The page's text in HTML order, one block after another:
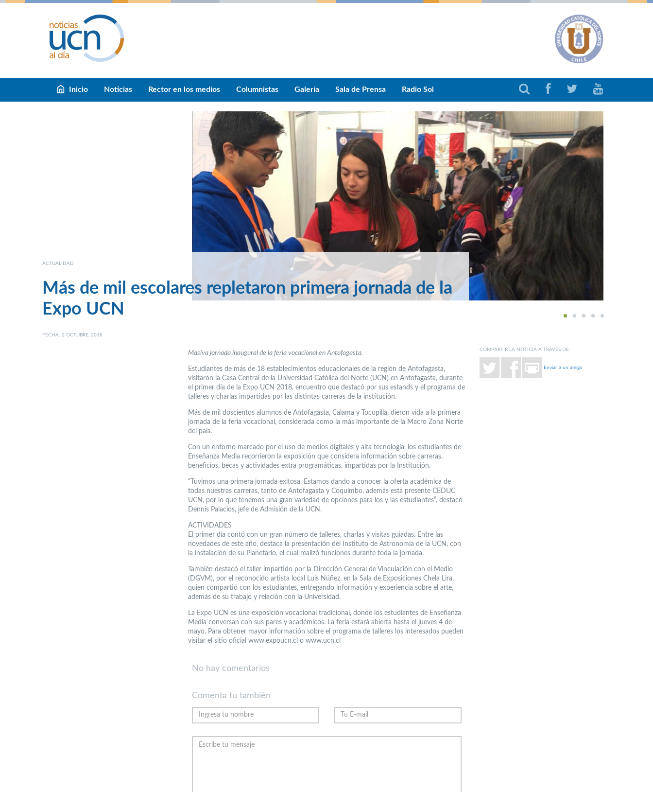
Inicio Noticias Rector en los medios Columnistas Galería Sala de Prensa Radio Sol
1 2 3 4 5
ACTUALIDAD
Más de mil escolares repletaron primera jornada de la
Expo UCN
FECHA: 2 OCTUBRE, 2018
Masiva jornada inaugural de la feria vocacional en Antofagasta.
Estudiantes de más de 18 establecimientos educacionales de la región de Antofagasta,
visitaron la Casa Central de la Universidad Católica del Norte (UCN) en Antofagasta, durante
el primer día de la Expo UCN 2018, encuentro que destacó por sus estands y el programa de
talleres y charlas impartidas por las distintas carreras de la institución.
Más de mil doscientos alumnos de Antofagasta, Calama y Tocopilla, dieron vida a la primera
jornada de la feria vocacional, considerada como la más importante de la Macro Zona Norte
del país.
Con un entorno marcado por el uso de medios digitales y alta tecnología, los estudiantes de
Enseñanza Media recorrieron la exposición que considera información sobre carreras,
beneficios, becas y actividades extra programáticas, impartidas por la Institución.
“Tuvimos una primera jornada exitosa. Estamos dando a conocer la oferta académica de
todas nuestras carreras, tanto de Antofagasta y Coquimbo, además está presente CEDUC
UCN, por lo que tenemos una gran variedad de opciones para los y las estudiantes”, destacó
Dennis Palacios, jefe de Admisión de la UCN.
ACTIVIDADES
El primer día contó con un gran número de talleres, charlas y visitas guiadas. Entre las
novedades de este año, destaca la presentación del Instituto de Astronomía de la UCN, con
la instalación de su Planetario, el cual realizó funciones durante toda la jornada.
También destacó el taller impartido por la Dirección General de Vinculación con el Medio
(DGVM), por el reconocido artista local Luis Núñez, en la Sala de Exposiciones Chela Lira,
quien compartió con los estudiantes, entregando información y experiencia sobre el arte,
además de su trabajo y relación con la Universidad.
La Expo UCN es una exposición vocacional tradicional, donde los estudiantes de Enseñanza
Media conversan con sus pares y académicos. La feria estará abierta hasta el jueves 4 de
mayo. Para obtener mayor información sobre el programa de talleres los interesados pueden
visitar el sitio oficial www.expoucn.cl o www.ucn.cl
COMPARTIR LA NOTICIA A TRAVÉS DE:
Enviar a un amigo
No hay comentarios
Comenta tu también